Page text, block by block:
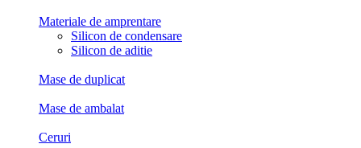
Materiale de amprentare
Silicon de condensare
Silicon de aditie
Mase de duplicat
Mase de ambalat
Ceruri